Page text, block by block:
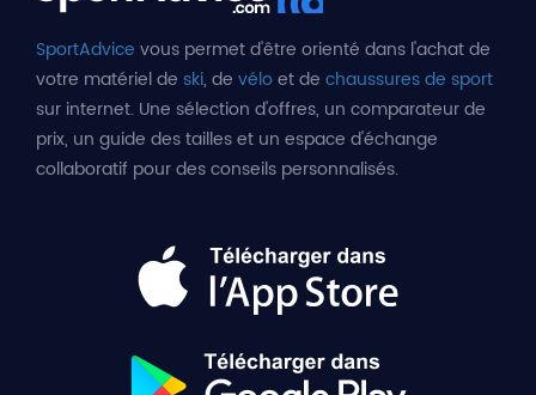
SportAdvice vous permet d'être orienté dans l'achat de
votre matériel de ski, de véloet de chaussures de sport
sur internet. Une sélection d'offres, un comparateur de
prix, un guide des tailles et un espace d'échange
collaboratif pour des conseils personnalisés.